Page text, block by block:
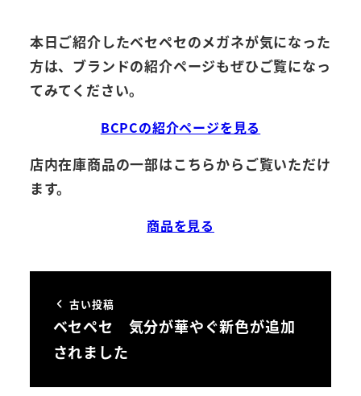
本日ご紹介したベセペセのメガネが気になった
方は、ブランドの紹介ページもぜひご覧になっ
てみてください。
BCPCの紹介ページを見る
店内在庫商品の一部はこちらからご覧いただけ
ます。
商品を見る
古い投稿
ベセペセ 気分が華やぐ新色が追加
されました